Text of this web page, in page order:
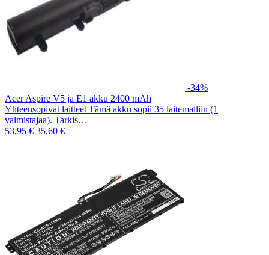
-34%
Acer Aspire V5 ja E1 akku 2400 mAh
Yhteensopivat laitteet Tämä akku sopii 35 laitemalliin (1
valmistajaa). Tarkis…
53,95 € 35,60 €